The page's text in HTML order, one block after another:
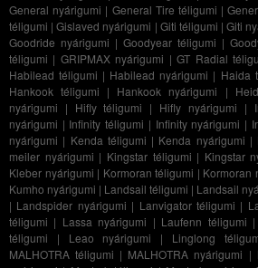
General nyárigumi | General Tire téligumi |
téligumi |Gislaved nyárigumi | Giti téligumi |Giti
Goodride nyárigumi | Goodyear téligumi |
téligumi | GRIPMAX nyárigumi |GT Radial
Habilead téligumi | Habilead nyárigumi | Haida
Hankook téligumi | Hankook nyárigumi |
nyárigumi | Hifly téligumi | Hifly nyárigumi |
nyárigumi | Infinity téligumi | Infinity nyárigumi |
nyárigumi | Kenda téligumi | Kenda nyárigumi |
meiler nyárigumi | Kingstar téligumi | Kingstar
Kleber nyárigumi | Kormoran téligumi | Kormoran
Kumho nyárigumi | Landsail téligumi | Landsail
| Landspider nyárigumi | Lanvigator téligumi |
téligumi | Lassa nyárigumi | Laufenn téligumi |
téligumi | Leao nyárigumi | Linglong
MALHOTRA téligumi | MALHOTRA nyárigumi |